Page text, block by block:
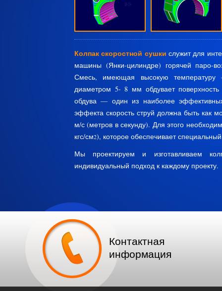
Колпак скоростной сушки служит для
машины (Янки-цилиндре) горячей паро-
Смесь, имеющая высокую температуру
диаметром 5- 8 мм обдувает поверхность
обдува — один из наиболее
эффекта скорость струй должна быть как
м/с (метров в секунду). Для этого
кгс/см2), которое обеспечивает
Мы проектируем и изготавливаем
индивидуальный подход к каждому проекту.
Контактная
информация